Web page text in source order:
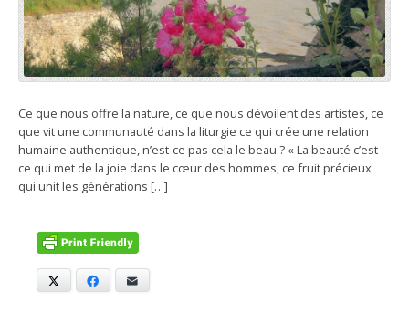
Ce que nous offre la nature, ce que nous dévoilent des artistes, ce
que vit une communauté dans la liturgie ce qui crée une relation
humaine authentique, n’est-ce pas cela le beau ? « La beauté c’est
ce qui met de la joie dans le cœur des hommes, ce fruit précieux
qui unit les générations […]
Facebook